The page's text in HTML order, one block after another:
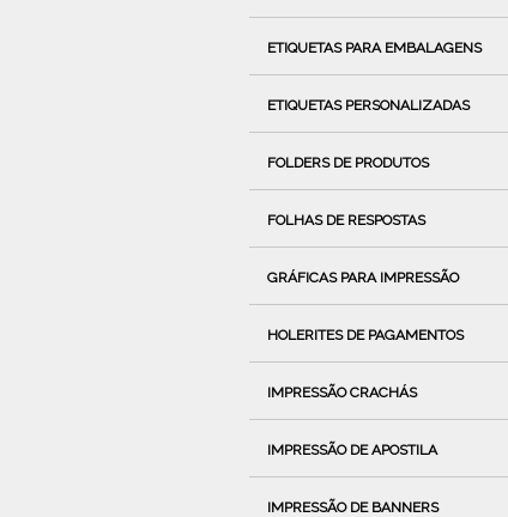
ETIQUETAS PARA EMBALAGENS
ETIQUETAS PERSONALIZADAS
FOLDERS DE PRODUTOS
FOLHAS DE RESPOSTAS
GRÁFICAS PARA IMPRESSÃO
HOLERITES DE PAGAMENTOS
IMPRESSÃO CRACHÁS
IMPRESSÃO DE APOSTILA
IMPRESSÃO DE BANNERS